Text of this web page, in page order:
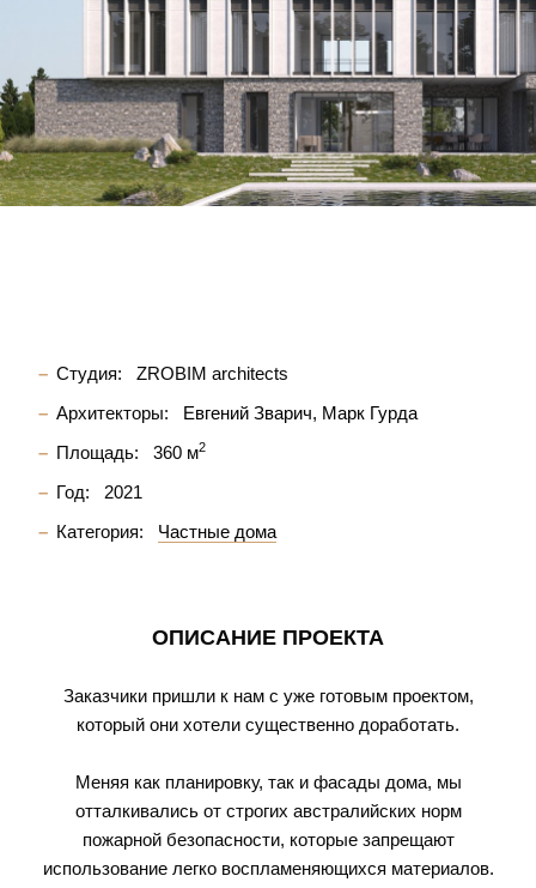
Студия:
ZROBIM architects
Архитекторы:
Евгений Зварич Марк Гурда
Площадь:
360 м2
Год:
2021
Категория:
Частные дома
ОПИСАНИЕ ПРОЕКТА
Заказчики пришли к нам с уже готовым проектом,
который они хотели существенно доработать.
Меняя как планировку, так и фасады дома, мы
отталкивались от строгих австралийских норм
пожарной безопасности, которые запрещают
использование легко воспламеняющихся материалов.